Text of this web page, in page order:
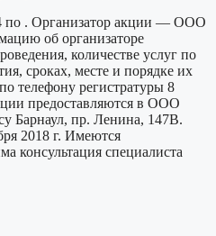
по . Организатор акции — ООО
об организаторе
количестве услуг по
сроках, месте и порядке их
телефону регистратуры 8
предоставляются в ООО
Барнаул, пр. Ленина, 147В.
2018 г. Имеются
консультация специалиста